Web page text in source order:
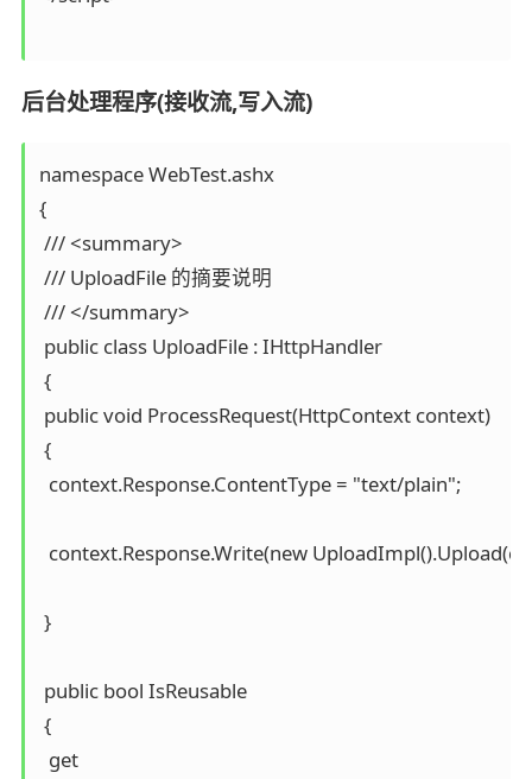
后台处理程序(接收流,写入流)
namespace WebTest.ashx
{
/// <summary>
/// UploadFile 的摘要说明
/// </summary>
public class UploadFile : IHttpHandler
{
public void ProcessRequest(HttpContext context)
{
  context.Response.ContentType = "text/plain";
context.Response.Write(new
}
public bool IsReusable
{
  get